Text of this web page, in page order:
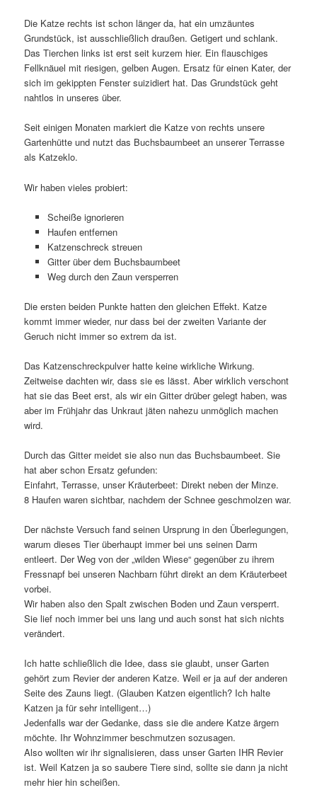
Die Katze rechts ist schon länger da, hat ein umzäuntes
Grundstück, ist ausschließlich draußen. Getigert und schlank.
Das Tierchen links ist erst seit kurzem hier. Ein flauschiges
Fellknäuel mit riesigen, gelben Augen. Ersatz für einen Kater, der
sich im gekippten Fenster suizidiert hat. Das Grundstück geht
nahtlos in unseres über.
Seit einigen Monaten markiert die Katze von rechts unsere
Gartenhütte und nutzt das Buchsbaumbeet an unserer Terrasse
als Katzeklo.
Wir haben vieles probiert:
Scheiße ignorieren
Haufen entfernen
Katzenschreck streuen
Gitter über dem Buchsbaumbeet
Weg durch den Zaun versperren
Die ersten beiden Punkte hatten den gleichen Effekt. Katze
kommt immer wieder, nur dass bei der zweiten Variante der
Geruch nicht immer so extrem da ist.
Das Katzenschreckpulver hatte keine wirkliche Wirkung.
Zeitweise dachten wir, dass sie es lässt. Aber wirklich verschont
hat sie das Beet erst, als wir ein Gitter drüber gelegt haben, was
aber im Frühjahr das Unkraut jäten nahezu unmöglich machen
wird.
Durch das Gitter meidet sie also nun das Buchsbaumbeet. Sie
hat aber schon Ersatz gefunden:
Einfahrt, Terrasse, unser Kräuterbeet: Direkt neben der Minze.
8 Haufen waren sichtbar, nachdem der Schnee geschmolzen war.
Der nächste Versuch fand seinen Ursprung in den Überlegungen,
warum dieses Tier überhaupt immer bei uns seinen Darm
entleert. Der Weg von der „wilden Wiese“ gegenüber zu ihrem
Fressnapf bei unseren Nachbarn führt direkt an dem Kräuterbeet
vorbei.
Wir haben also den Spalt zwischen Boden und Zaun versperrt.
Sie lief noch immer bei uns lang und auch sonst hat sich nichts
verändert.
Ich hatte schließlich die Idee, dass sie glaubt, unser Garten
gehört zum Revier der anderen Katze. Weil er ja auf der anderen
Seite des Zauns liegt. (Glauben Katzen eigentlich? Ich halte
Katzen ja für sehr intelligent…)
Jedenfalls war der Gedanke, dass sie die andere Katze ärgern
möchte. Ihr Wohnzimmer beschmutzen sozusagen.
Also wollten wir ihr signalisieren, dass unser Garten IHR Revier
ist. Weil Katzen ja so saubere Tiere sind, sollte sie dann ja nicht
mehr hier hin scheißen.